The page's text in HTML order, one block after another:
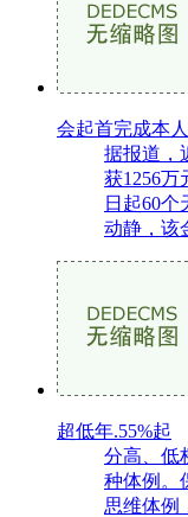
会起首完成本
据报道，
获1256万
日起60个
动静，该
超低年.55%起
分高、低
种体例。
思维体例